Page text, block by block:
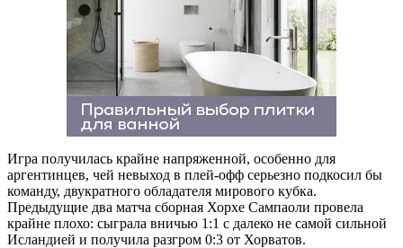
Игра получилась крайне напряженной, особенно для
аргентинцев, чей невыход в плей-офф серьезно подкосил бы
команду, двукратного обладателя мирового кубка.
Предыдущие два матча сборная Хорхе Сампаоли провела
крайне плохо: сыграла вничью 1:1 с далеко не самой сильной
Исландией и получила разгром 0:3 от Хорватов.